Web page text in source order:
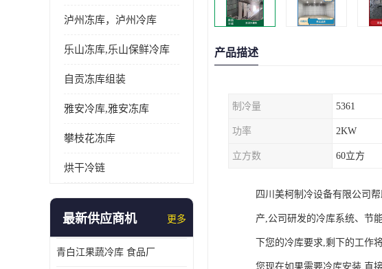
泸州冻库，泸州冷库
乐山冻库,乐山保鲜冷库
自贡冻库组装
雅安冷库,雅安冻库
攀枝花冻库
烘干冷链
最新供应商机 更多
青白江果蔬冷库 食品厂
产品描述
制冷量 5361
功率 2KW
立方数 60立方
四川美柯制冷设备有限公司
产,公司研发的冷库系统、节
下您的冷库要求,剩下的工作
您现在如果需要冷库安装,直